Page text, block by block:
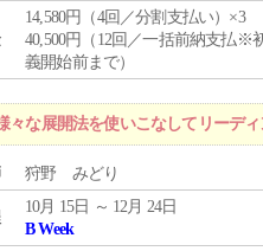
14,580円（4回／分割支払い）×3
40,500円（12回／一括前納支払※
義開始前まで）
な展開法を使いこなしてリーディ
狩野 みどり
10月 15日 ～ 12月 24日
B Week